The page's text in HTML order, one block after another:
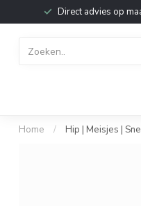
Direct advies op
Home / Hip | Meisjes |